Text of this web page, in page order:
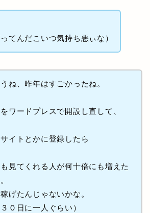
ってんだこいつ気持ち悪ぃな）
ね、昨年はすごかったね。
ワードプレスで開設し直して、
イトとかに登録したら
見てくれる人が何十倍にも増えた
げたんじゃないかな。
３０日に一人ぐらい）